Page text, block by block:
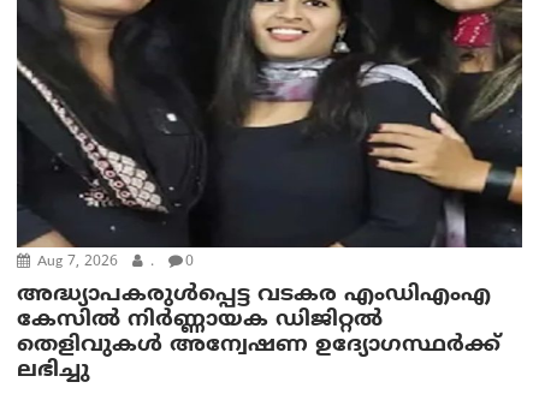
Aug 7, 2026 . 0
അദ്ധ്യാപകരുള്‍പ്പെട്ട വടകര എംഡി‌എം‌എ
കേസില്‍ നിര്‍ണ്ണായക ഡിജിറ്റല്‍
തെളിവുകള്‍ അന്വേഷണ ഉദ്യോഗസ്ഥര്‍ക്ക്
ലഭിച്ചു